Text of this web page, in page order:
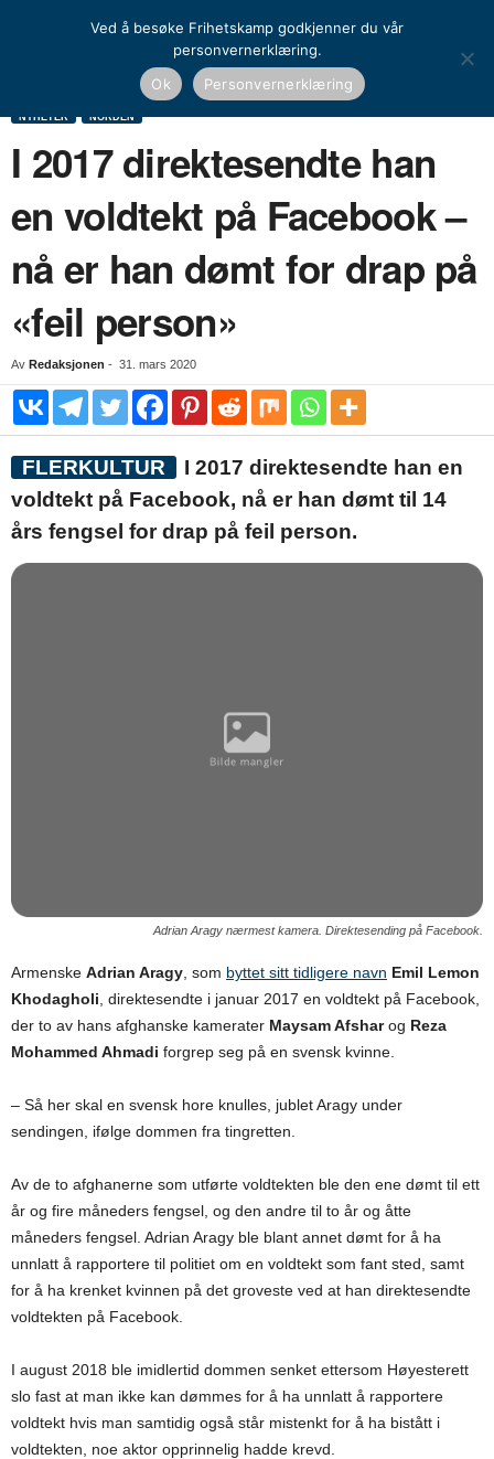
Norden
I 2017 direktesendte han en voldtekt på Facebook – nå er
NYHETER NORDEN
I 2017 direktesendte han
en voldtekt på Facebook –
nå er han dømt for drap på
«feil person»
Av Redaksjonen - 31. mars 2020
FLERKULTUR
I 2017 direktesendte han en
voldtekt på Facebook, nå er han dømt til 14
års fengsel for drap på feil person.
Adrian Aragy nærmest kamera. Direktesending på Facebook.
Armenske Adrian Aragy , som byttet sitt tidligere navn Emil Lemon
Khodagholi , direktesendte i januar 2017 en voldtekt på Facebook,
der to av hans afghanske kamerater Maysam Afsharog Reza
Mohammed Ahmadi forgrep seg på en svensk kvinne.
– Så her skal en svensk hore knulles, jublet Aragy under
sendingen, ifølge dommen fra tingretten.
Av de to afghanerne som utførte voldtekten ble den ene dømt til ett
år og fire måneders fengsel, og den andre til to år og åtte
måneders fengsel. Adrian Aragy ble blant annet dømt for å ha
unnlatt å rapportere til politiet om en voldtekt som fant sted, samt
for å ha krenket kvinnen på det groveste ved at han direktesendte
voldtekten på Facebook.
I august 2018 ble imidlertid dommen senket ettersom Høyesterett
slo fast at man ikke kan dømmes for å ha unnlatt å rapportere
voldtekt hvis man samtidig også står mistenkt for å ha bistått i
voldtekten, noe aktor opprinnelig hadde krevd.
Ved å besøke Frihetskamp godkjenner du vår
personvernerklæring.
Ok
Personvernerklæring